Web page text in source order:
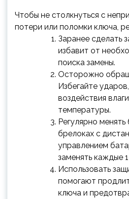
Чтобы не столкнуться с
потери или поломки ключа,
Заранее сделать
избавит от
поиска замены.
Осторожно
Избегайте
воздействия
температуры.
Регулярно
брелоках с
управлением
заменять каждые
Использовать
помогают
ключа и